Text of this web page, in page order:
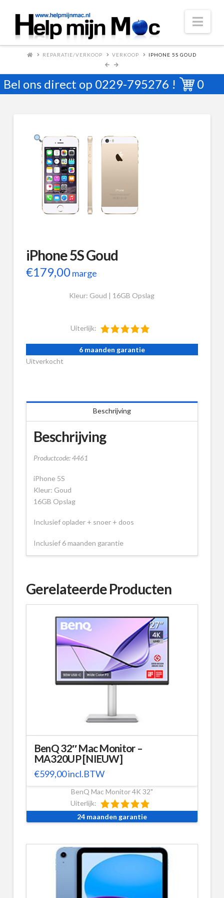
REPARATIE/VERKOOP VERKOOP IPHONE 5S GOUD
Bel ons direct op 0229-795276 ! 0
iPhone 5S Goud
€179,00marge
Kleur: Goud | 16GB Opslag
Uiterlijk:
6 maanden garantie
Uitverkocht
Beschrijving
Beschrijving
Productcode: 4461
iPhone 5S
Kleur: Goud
16GB Opslag
Inclusief oplader + snoer + doos
Inclusief 6 maanden garantie
Gerelateerde Producten
BenQ 32″ Mac Monitor –
MA320UP [NIEUW]
€599,00incl.BTW
BenQ Mac Monitor 4K 32"
Uiterlijk:
24 maanden garantie